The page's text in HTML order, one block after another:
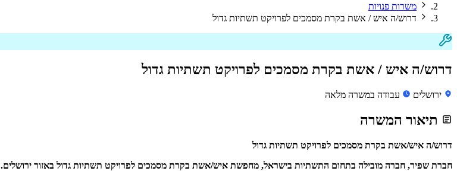
משרות פנויות
דרוש/ה איש / אשת בקרת מסמכים לפרויקט תשתיות גדול
דרוש/ה איש / אשת בקרת מסמכים לפרויקט תשתיות גדול
ירושלים עבודה במשרה מלאה
תיאור המשרה
דרוש/ה איש/אשת בקרת מסמכים לפרויקט תשתיות גדול
חברת שפיר, חברה מובילה בתחום התשתיות בישראל, מחפשת איש/אשת בקרת מסמכים לפרויקט תשתיות גדול באזור ירושלים.